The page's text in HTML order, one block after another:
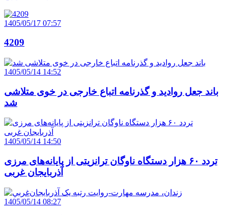
1405/05/17 07:57
4209
1405/05/14 14:52
باند جعل روادید و گذرنامه اتباع خارجی در خوی متلاشی
شد
1405/05/14 14:50
تردد ۶۰ هزار دستگاه ناوگان ترانزیتی از پایانه‌های مرزی
آذربایجان ‌غربی
1405/05/14 08:27